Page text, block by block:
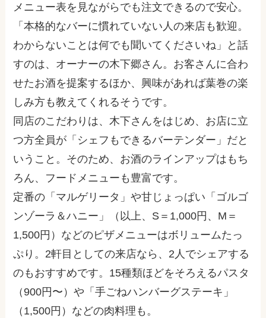
メニュー表を見ながらでも注文できるので安心。
「本格的なバーに慣れていない人の来店も歓迎。
わからないことは何でも聞いてくださいね」と話
すのは、オーナーの木下郷さん。お客さんに合わ
せたお酒を提案するほか、興味があれば葉巻の楽
しみ方も教えてくれるそうです。
同店のこだわりは、木下さんをはじめ、お店に立
つ方全員が「シェフもできるバーテンダー」だと
いうこと。そのため、お酒のラインアップはもち
ろん、フードメニューも豊富です。
定番の「マルゲリータ」や甘じょっぱい「ゴルゴ
ンゾーラ＆ハニー」（以上、S＝1,000円、M＝
1,500円）などのピザメニューはボリュームたっ
ぷり。2軒目としての来店なら、2人でシェアする
のもおすすめです。15種類ほどをそろえるパスタ
（900円〜）や「手ごねハンバーグステーキ」
（1,500円）などの肉料理も。